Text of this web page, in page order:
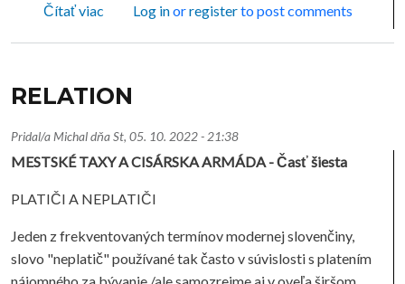
Čítať viaco RELATION
Log inorregisterto post comments
RELATION
Pridal/a MichaldňaSt, 05. 10. 2022 - 21:38
MESTSKÉ TAXY A CISÁRSKA ARMÁDA - Časť šiesta
PLATIČI A NEPLATIČI
Jeden z frekventovaných termínov modernej slovenčiny,
slovo "neplatič" používané tak často v súvislosti s platením